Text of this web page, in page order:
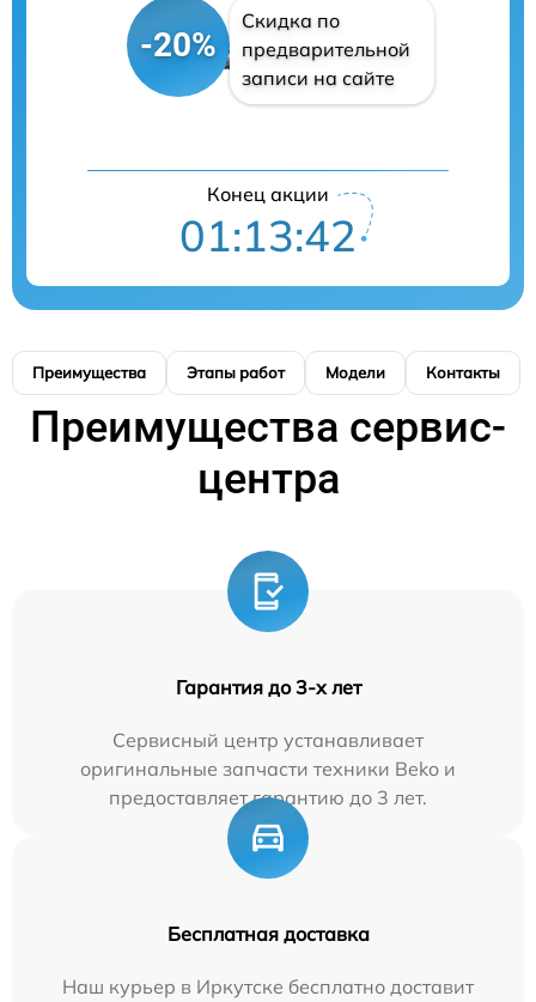
-20%
Скидка по
предварительной
записи на сайте
Конец акции
01:13:41
Преимущества Этапы работ Модели Контакты
Преимущества сервис-
центра
Гарантия до 3-х лет
Сервисный центр устанавливает
оригинальные запчасти техники Beko и
предоставляет гарантию до 3 лет.
Бесплатная доставка
Наш курьер в Иркутске бесплатно доставит